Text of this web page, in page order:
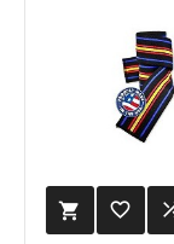
 favorite_border